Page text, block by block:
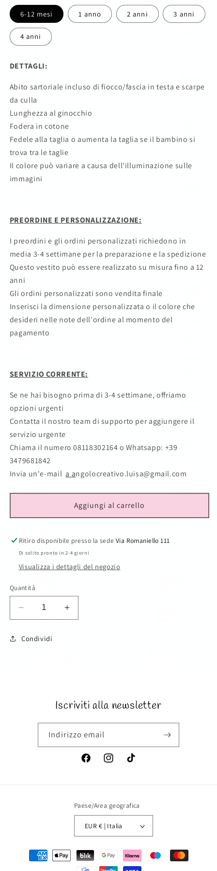
6-12 mesi 1 anno 2 anni 3 anni
4 anni
DETTAGLI:
Abito sartoriale incluso di fiocco/fascia in testa e scarpe
da culla
Lunghezza al ginocchio
Fodera in cotone
Fedele alla taglia o aumenta la taglia se il bambino si
trova tra le taglie
Il colore può variare a causa dell'illuminazione sulle
immagini
PREORDINE E PERSONALIZZAZIONE:
I preordini e gli ordini personalizzati richiedono in
media 3-4 settimane per la preparazione e la spedizione
Questo vestito può essere realizzato su misura fino a 12
anni
Gli ordini personalizzati sono vendita finale
Inserisci la dimensione personalizzata o il colore che
desideri nelle note dell'ordine al momento del
pagamento
SERVIZIO CORRENTE:
Se ne hai bisogno prima di 3-4 settimane, offriamo
opzioni urgenti
Contatta il nostro team di supporto per aggiungere il
servizio urgente
Chiama il numero 08118302164o Whatsapp: +39
3479681842
Invia un'e-mail a angolocreativo.luisa@gmail.com
Aggiungi al carrello
Ritiro disponibile presso la sede Via Romaniello 111
Di solito pronto in 2-4 giorni
Visualizza i dettagli del negozio
Quantità
Diminuisci
quantità
Abito
Aumenta
quantità
Condividi
Iscriviti alla newsletter
Indirizzo email
FacebookInstagramTikTok
Paese/Area geografica
EUR € | Italia
Metodi